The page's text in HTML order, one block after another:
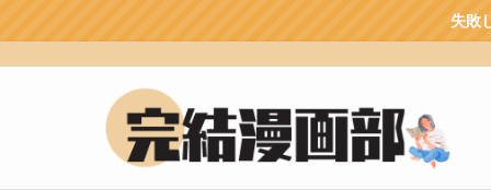
失敗しない！漫画を読